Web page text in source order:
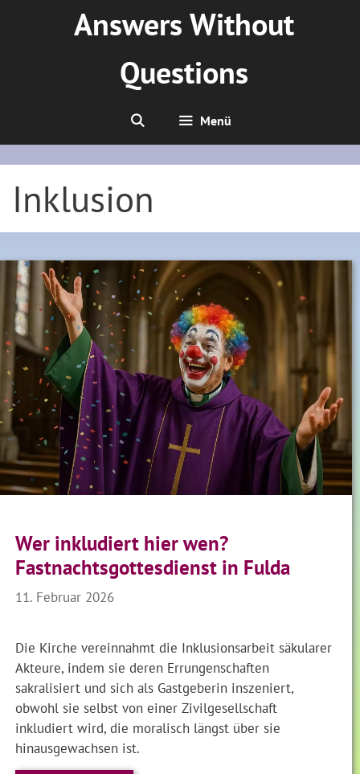
Answers Without
Questions
Menü
Inklusion
Wer inkludiert hier wen?
Fastnachtsgottesdienst in Fulda
11. Februar 2026
Die Kirche vereinnahmt die Inklusionsarbeit säkularer
Akteure, indem sie deren Errungenschaften
sakralisiert und sich als Gastgeberin inszeniert,
obwohl sie selbst von einer Zivilgesellschaft
inkludiert wird, die moralisch längst über sie
hinausgewachsen ist.